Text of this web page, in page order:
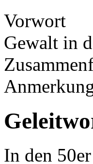
Vorwort
Gewalt in
In den